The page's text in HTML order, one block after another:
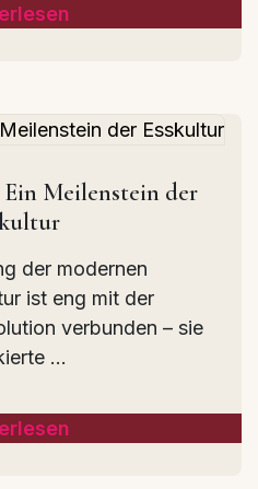
Ein Meilenstein der
der modernen
ist eng mit der
verbunden – sie
...